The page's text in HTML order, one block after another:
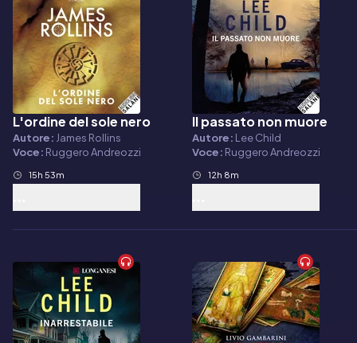
Audiolibro
L'ordine del sole nero
Autore: James Rollins
Voce: Ruggero Andreozzi
15h 53m
Audiolibro
Il passato non muore
Autore: Lee Child
Voce: Ruggero Andreozzi
12h 8m